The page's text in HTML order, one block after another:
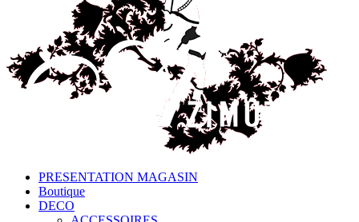
PRESENTATION MAGASIN
Boutique
DECO